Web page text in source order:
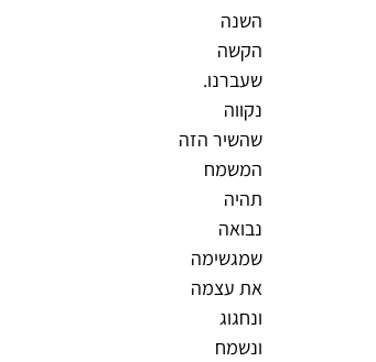
השנה
הקשה
שעברנו.
נקווה
שהשיר הזה
המשמח
תהיה
נבואה
שמגשימה
את עצמה
ונחגוג
ונשמח